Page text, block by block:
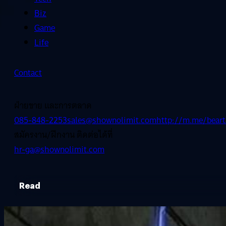
Biz
Game
Life
Contact
ฝ่ายขาย และการตลาด
085-848-2253sales@shownolimit.comhttp://m.me/
สมัครงาน/ฝึกงาน ติดต่อได้ที่
hr-ga@shownolimit.com
Read